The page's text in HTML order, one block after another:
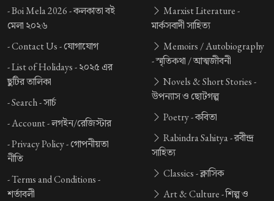
-Boi Mela 2026 -কলকাতা বই
মেলা ২০২৬
-Contact Us -যোগাযোগ
-List of Holidays -২০২৫ এর
ছুটির তালিকা
-Search -সার্চ
-Account -লগইন/রেজিস্টার
-Privacy Policy -গোপনীয়তা
নীতি
-Terms and Conditions -
শর্তাবলী
Marxist Literature -
মার্কসবাদী সাহিত্য
Memoirs / Autobiography
-স্মৃতিকথা / আত্মজীবনী
Novels & Short Stories -
উপন্যাস ও ছোটগল্প
Poetry -কবিতা
Rabindra Sahitya -রবীন্দ্র
সাহিত্য
Classics -ক্লাসিক
Art & Culture -শিল্প ও